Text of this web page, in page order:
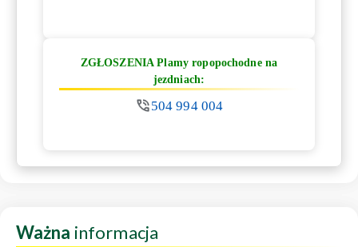
ZGŁOSZENIA Plamy ropopochodne na
jezdniach:
504 994 004
Ważna informacja